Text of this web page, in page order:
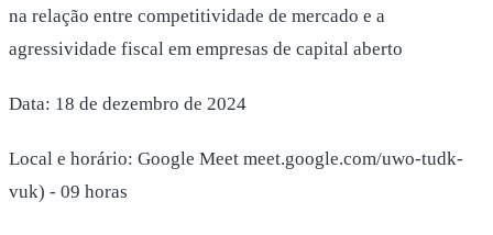
na relação entre competitividade de mercado e a
agressividade fiscal em empresas de capital aberto
Data: 18 de dezembro de 2024
Local e horário: Google Meet meet.google.com/uwo-tudk-
vuk) - 09 horas